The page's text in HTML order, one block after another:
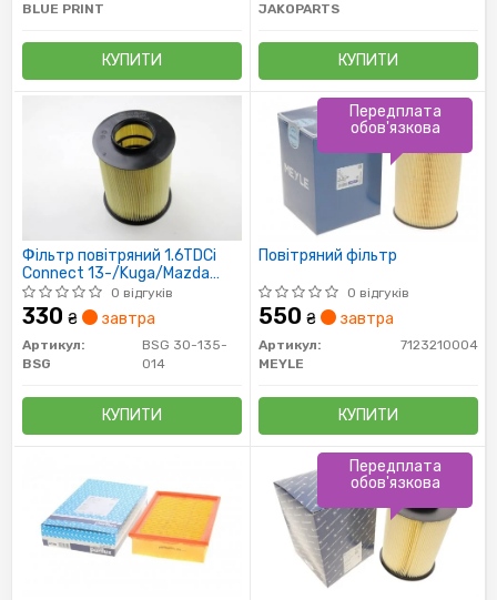
BLUE PRINT
КУПИТИ
JAKOPARTS
КУПИТИ
Фільтр повітряний 1.6TDCi
Connect 13-/Kuga/Mazda
3/Volvo 1.4/1.6/1.8/2.0 i/TDCi
07-
0 відгуків
330 ₴ завтра
Артикул:
BSG 30-135-
014
BSG
КУПИТИ
Повітряний фільтр
0 відгуків
550 ₴ завтра
Артикул:
7123210004
MEYLE
КУПИТИ
Передплата
обов'язкова
Передплата
обов'язкова